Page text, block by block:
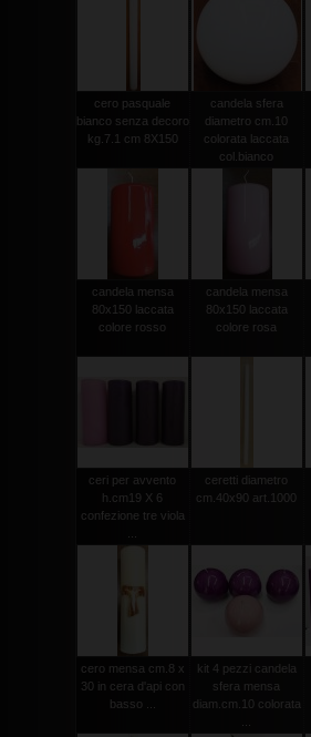
cero pasquale
bianco senza decoro
kg.7.1 cm 8X150
candela sfera
diametro cm.10
colorata laccata
col.bianco
candela mensa
80x150 laccata
colore rosso
candela mensa
80x150 laccata
colore rosa
ceri per avvento
h.cm19 X 6
confezione tre viola
ceretti diametro
cm.40x90 art.1000
cero mensa cm.8 x
30 in cera d'api con
basso ...
kit 4 pezzi candela
sfera mensa
diam.cm.10 colorata